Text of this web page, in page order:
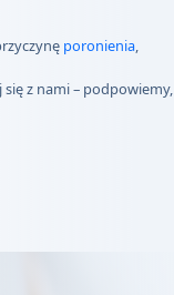
poronienia,
z nami – podpowiemy,